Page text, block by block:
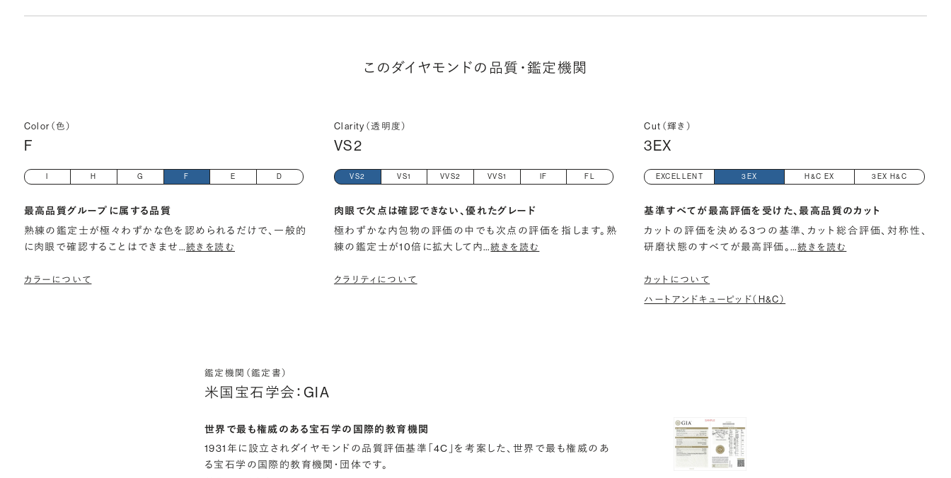
このダイヤモンドの品質・鑑定機関
Color（色）
F
H G F E D
最高品質グループに属する品質
熟練の鑑定士が極々わずかな色を認められるだけで、一般的
に肉眼で確認することはできませ…続きを読む
カラーについて
Clarity（透明度）
VS2
VS2 VS1 VVS2 VVS1 IF FL
肉眼で欠点は確認できない、優れたグレード
極わずかな内包物の評価の中でも次点の評価を指します。熟
練の鑑定士が10倍に拡大して内…続きを読む
クラリティについて
Cut（輝き）
3EX
EXCELLENT 3EX H&C EX 3EX H&C
基準すべてが最高評価を受けた、最高品質のカット
カットの評価を決める3つの基準、カット総合評価、対称性、
研磨状態のすべてが最高評価。…続きを読む
カットについて
ハートアンドキューピッド（H&C）
鑑定機関（鑑定書）
米国宝石学会：GIA
世界で最も権威のある宝石学の国際的教育機関
1931年に設立されダイヤモンドの品質評価基準「4C」を考案した、世界で最も権威のあ
る宝石学の国際的教育機関・団体です。